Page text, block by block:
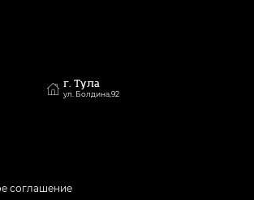
г. Тула
ул. Болдина,92
соглашение